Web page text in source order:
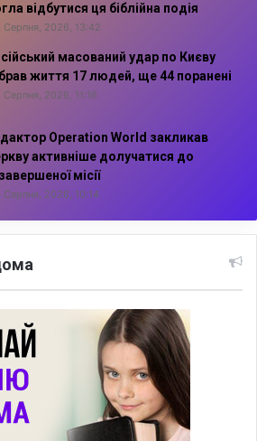
відбутися ця біблійна подія
Серпня, 2026, 13:42
масований удар по Києву
життя 17 людей, ще 44 поранені
Серпня, 2026, 11:16
Operation World закликав
активніше долучатися до
місії
Серпня, 2026, 10:14